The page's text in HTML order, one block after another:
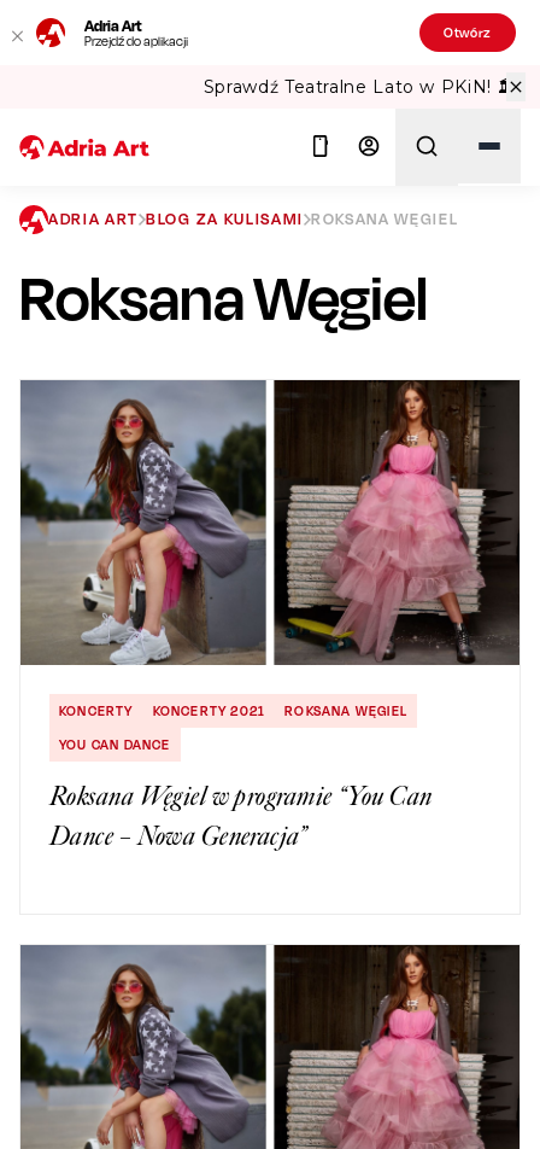
Adria Art
Przejdź do aplikacji Otwórz
Sprawdź Teatralne Lato w PKiN! 🏛️
Szukaj
ADRIA ART BLOG ZA KULISAMI ROKSANA WĘGIEL
Roksana Węgiel
KONCERTY KONCERTY 2021
ROKSANA WĘGIEL
YOU CAN DANCE
Roksana Węgiel w programie “You Can
Dance – Nowa Generacja”